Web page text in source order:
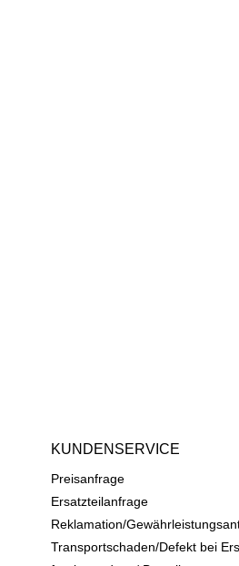
KUNDENSERVICE
Preisanfrage
Ersatzteilanfrage
Reklamation/
Transportschaden/Defekt bei